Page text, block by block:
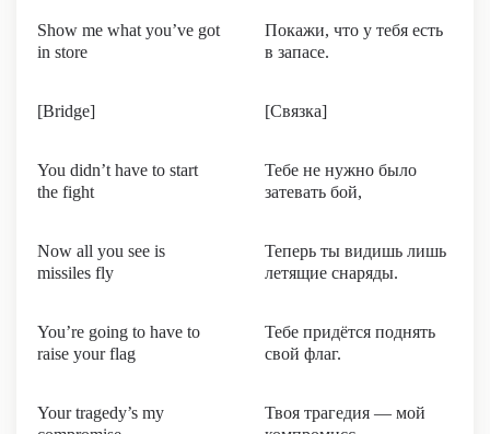
Show me what you’ve got
in store
Покажи, что у тебя есть
в запасе.
[Bridge] [Связка]
You didn’t have to start
the fight
Тебе не нужно было
затевать бой,
Now all you see is
missiles fly
Теперь ты видишь лишь
летящие снаряды.
You’re going to have to
raise your flag
Тебе придётся поднять
свой флаг.
Your tragedy’s my
Твоя трагедия — мой